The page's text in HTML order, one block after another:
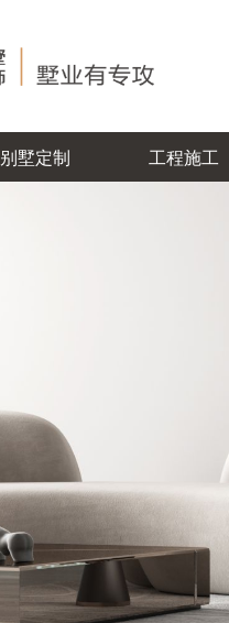
别墅定制 工程施工